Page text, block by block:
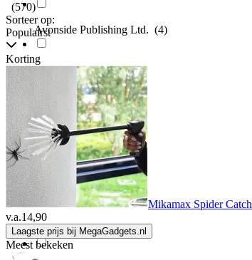
Avonside Publishing Ltd. (4)
Bekking & Blitz(1)
(9)
Beta(4)
Beta Utensili(1)
BI-Office(1)
(570)
Sorteer op:
Populairst
Korting
Mikamax Spider
v.a.14,90
Laagste prijs bij MegaGadgets.nl
Meest bekeken